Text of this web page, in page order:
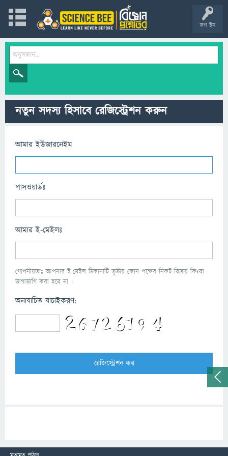
লগ ইন
নতুন সদস্য হিসাবে রেজিস্ট্রেশন করুন
আমার ইউজারনেইম
পাসওয়ার্ডঃ
আমার ই-মেইলঃ
গোপনীয়তাঃ আপনার ই-মেইল ঠিকানাটি তৃতীয় কোন পক্ষের নিকট বিক্রয় কিংবা
ভাগাভাগি করা হবে না ।
অনাযাচিত যাচাইকরণ: